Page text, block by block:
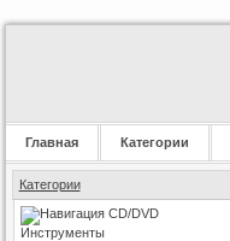
Главная Категории
Категории
CD/DVD
Инструменты